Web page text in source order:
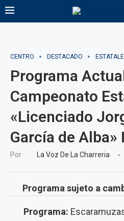
CENTRO DESTACADO
Programa
Campeonato
«Licenciado
García de Alba»
Por La Voz De La Charreria
Programa sujeto a
Programa: